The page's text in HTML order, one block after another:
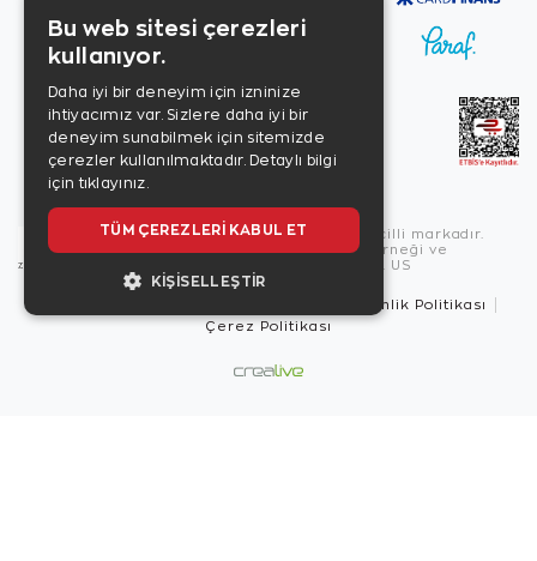
Copyright © 2026, Zen Diamond tescilli markadır.
Zen Diamond Birleşmiş Markalar Derneği ve
Turquality Destek Programı üyesidir. US
Güvenlik Politikası
Çerez Politikası
Bu web sitesi çerezleri
kullanıyor.
Daha iyi bir deneyim için izninize
ihtiyacımız var. Sizlere daha iyi bir
deneyim sunabilmek için sitemizde
çerezler kullanılmaktadır. Detaylı bilgi
için tıklayınız.
TÜM ÇEREZLERI KABUL ET
KIŞISELLEŞTIR